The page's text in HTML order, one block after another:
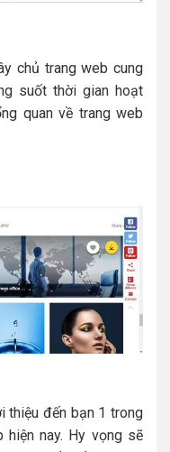
chủ trang web cung
suốt thời gian hoạt
quan về trang web
thiệu đến bạn 1 trong
hiện nay. Hy vọng sẽ